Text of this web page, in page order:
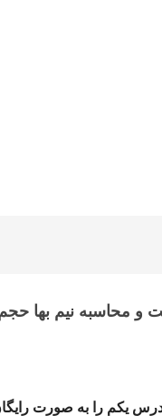
محاسبه نیم‌ بها
درس یکم را به صورت